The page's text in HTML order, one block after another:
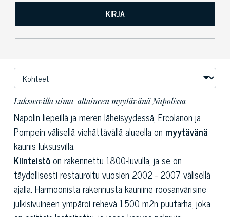
KIRJA
Luksusvilla uima-altaineen myytävänä Napolissa
Napolin liepeillä ja meren läheisyydessä, Ercolanon ja
Pompein välisellä viehättävällä alueella on myytävänä
kaunis luksusvilla.
Kiinteistöon rakennettu 1800-luvulla, ja se on
täydellisesti restauroitu vuosien 2002 - 2007 välisellä
ajalla. Harmoonista rakennusta kauniine roosanvärisine
julkisivuineen ympäröi rehevä 1.500 m2n puutarha, joka